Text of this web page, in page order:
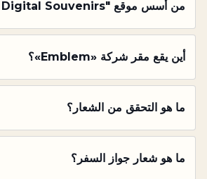
من أسس موقع "Emblem: Digital Souvenirs"؟
أين يقع مقر شركة «Emblem»؟
ما هو التحقق من الشعار؟
ما هو شعار جواز السفر؟